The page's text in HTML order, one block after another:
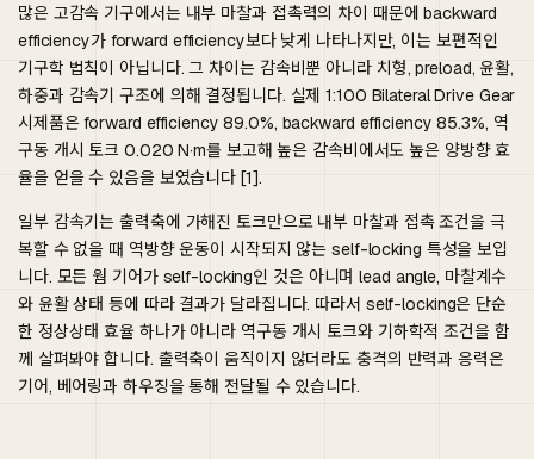
많은 고감속 기구에서는 내부 마찰과 접촉력의 차이 때문에 backward
efficiency가 forward efficiency보다 낮게 나타나지만, 이는 보편적인
기구학 법칙이 아닙니다. 그 차이는 감속비뿐 아니라 치형, preload, 윤활,
하중과 감속기 구조에 의해 결정됩니다. 실제 1:100 Bilateral Drive Gear
시제품은 forward efficiency 89.0%, backward efficiency 85.3%, 역
구동 개시 토크 0.020 N·m를 보고해 높은 감속비에서도 높은 양방향 효
율을 얻을 수 있음을 보였습니다 [1].
일부 감속기는 출력축에 가해진 토크만으로 내부 마찰과 접촉 조건을 극
복할 수 없을 때 역방향 운동이 시작되지 않는 self-locking 특성을 보입
니다. 모든 웜 기어가 self-locking인 것은 아니며 lead angle, 마찰계수
와 윤활 상태 등에 따라 결과가 달라집니다. 따라서 self-locking은 단순
한 정상상태 효율 하나가 아니라 역구동 개시 토크와 기하학적 조건을 함
께 살펴봐야 합니다. 출력축이 움직이지 않더라도 충격의 반력과 응력은
기어, 베어링과 하우징을 통해 전달될 수 있습니다.